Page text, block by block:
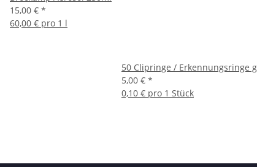
15,00 € *
60,00 € pro 1 l
50 Clipringe / Erkennungsringe
5,00 € *
0,10 € pro 1 Stück